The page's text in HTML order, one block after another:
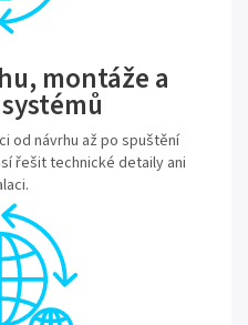
montáže a
od návrhu až po spuštění
řešit technické detaily ani